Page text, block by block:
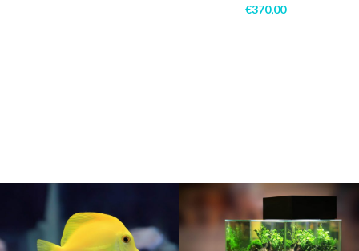
€370,00